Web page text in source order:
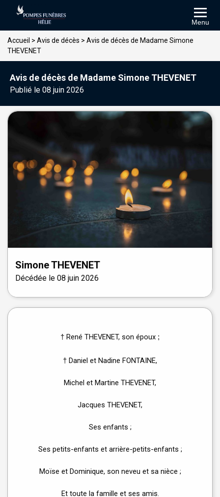
Menu
Accueil > Avis de décès > Avis de décès de Madame Simone
THEVENET
Avis de décès de Madame Simone THEVENET
Publié le 08 juin 2026
SimoneTHEVENET
Décédée le 08 juin 2026
† René THEVENET, son époux ;
† Daniel et Nadine FONTAINE,
Michel et Martine THEVENET,
Jacques THEVENET,
Ses enfants ;
Ses petits-enfants et arrière-petits-enfants ;
Moïse et Dominique, son neveu et sa nièce ;
Et toute la famille et ses amis.